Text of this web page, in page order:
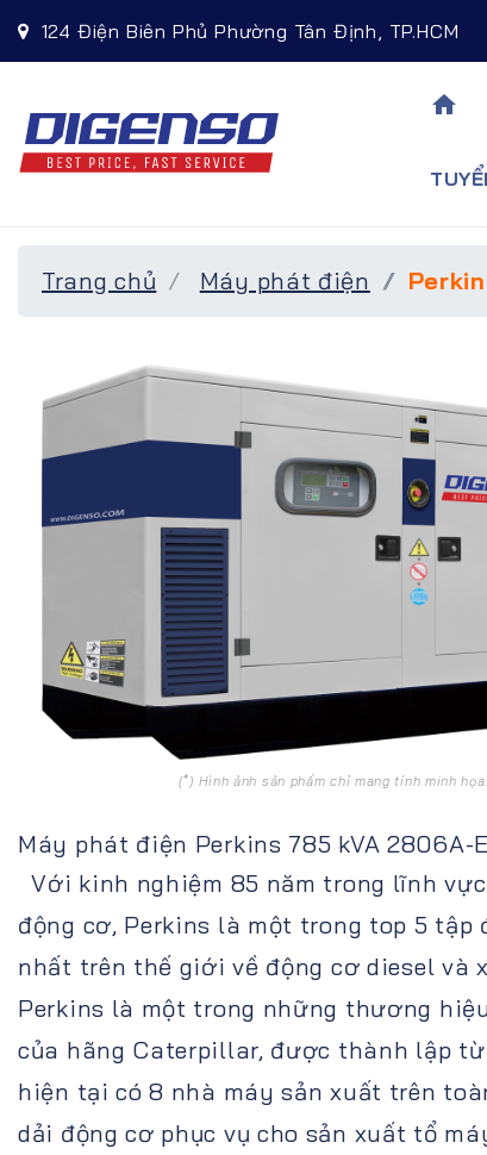
124 Điện Biên Phủ Phường Tân Định, TP.HCM
home
Trang chủ Máy phát điện
(*) Hình ảnh sản phẩm chỉ mang tính minh họa.
Máy phát điện Perkins 785 kVA 2806A-
Với kinh nghiệm 85 năm trong lĩnh
động cơ, Perkins là một trong top 5 tập
nhất trên thế giới về động cơ diesel và
Perkins là một trong những thương
của hãng Caterpillar, được thành lập từ
hiện tại có 8 nhà máy sản xuất trên
dải động cơ phục vụ cho sản xuất tổ